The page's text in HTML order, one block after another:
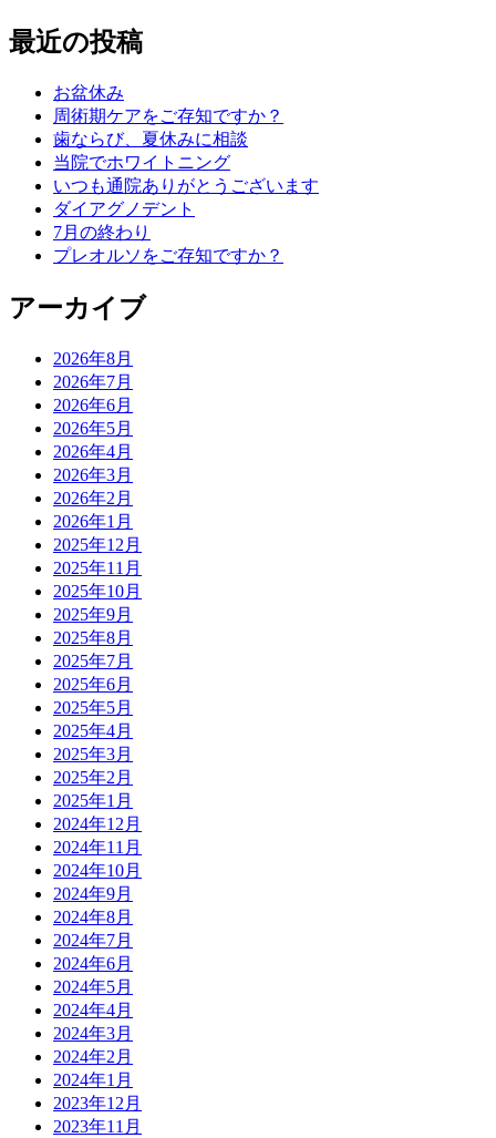
最近の投稿
お盆休み
周術期ケアをご存知ですか？
歯ならび、夏休みに相談
当院でホワイトニング
いつも通院ありがとうございます
ダイアグノデント
7月の終わり
プレオルソをご存知ですか？
アーカイブ
2026年8月
2026年7月
2026年6月
2026年5月
2026年4月
2026年3月
2026年2月
2026年1月
2025年12月
2025年11月
2025年10月
2025年9月
2025年8月
2025年7月
2025年6月
2025年5月
2025年4月
2025年3月
2025年2月
2025年1月
2024年12月
2024年11月
2024年10月
2024年9月
2024年8月
2024年7月
2024年6月
2024年5月
2024年4月
2024年3月
2024年2月
2024年1月
2023年12月
2023年11月